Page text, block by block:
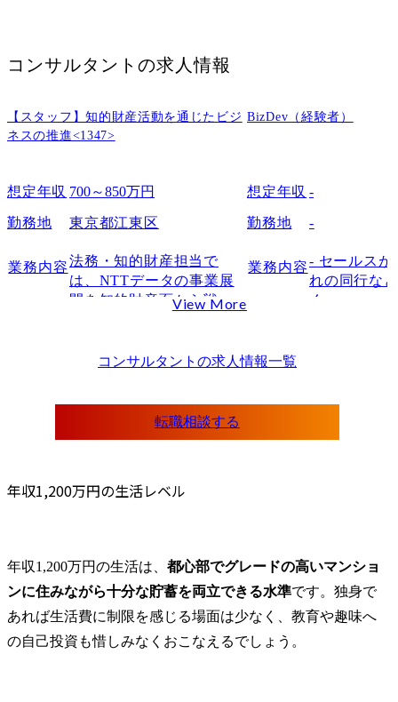
コンサルタント の求人情報
【スタッフ】知的財産活動を通じたビジ
ネスの推進<1347>
想定年収 700～850万円
勤務地 東京都江東区
業務内容法務・知的財産担当で
は、NTTデータの事業展
開を知的財産面から戦略
ェクトや当社事業の成長
これまでの業務経験を活
かし、新たな領域に挑戦
待ちしています。
知的財産戦略の策定・推
進(新しいビジネス(社内ベ
ンチャーを含む)の立ち上
げ段階からの戦略策定支
援、ビジネス拡大に向け
View More
BizDev（経験者）
想定年収 -
勤務地 -
業務内容- セールスが
れの同行な
く。
ス提供を行
コンサルタント の求人情報一覧
転職相談する
年収1,200万円の生活レベル
年収1,200万円の生活は、 都心部でグレードの高いマンショ
ンに住みながら十分な貯蓄を両立できる水準です。独身で
あれば生活費に制限を感じる場面は少なく、教育や趣味へ
の自己投資も惜しみなくおこなえるでしょう。